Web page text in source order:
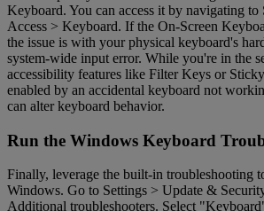
Keyboard. You can access it by navigating to
Access > Keyboard. If the On-Screen
the issue is with your physical keyboard's
system-wide input error. While you're in the
accessibility features like Filter Keys or
enabled by an accidental keyboard not
can alter keyboard behavior.
Run the Windows Keyboard
Finally, leverage the built-in troubleshooting
Windows. Go to Settings > Update &
Additional troubleshooters. Select